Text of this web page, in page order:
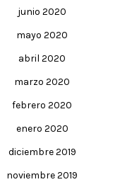
junio 2020
mayo 2020
abril 2020
marzo 2020
febrero 2020
enero 2020
diciembre 2019
noviembre 2019